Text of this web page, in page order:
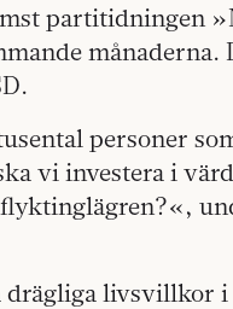
partitidningen
månaderna.
personer
vi investera i
drägliga livsvillkor i